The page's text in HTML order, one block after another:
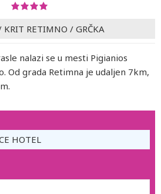
KRIT RETIMNO / GRČKA
nalazi se u mesti Pigianios
Od grada Retimna je udaljen 7km,
HOTEL